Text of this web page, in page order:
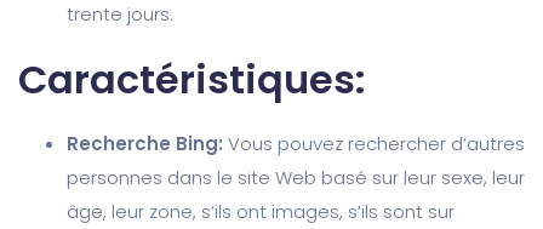
trente jours.
Caractéristiques:
Recherche Bing: Vous pouvez rechercher d’autres
personnes dans le site Web basé sur leur sexe, leur
âge, leur zone, s’ils ont images, s’ils sont sur